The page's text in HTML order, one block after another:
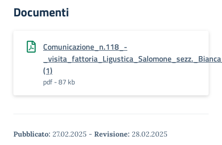
Documenti
Comunicazione_n.118_-
(1)
pdf - 87 kb
Pubblicato: 27.02.2025 - Revisione: 28.02.2025